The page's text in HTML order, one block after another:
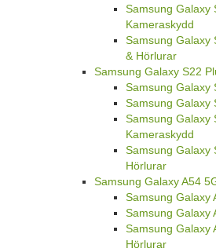
Samsung Galaxy
Kameraskydd
Samsung Galaxy
& Hörlurar
Samsung Galaxy S22
Samsung Galaxy
Samsung Galaxy
Samsung Galaxy
Kameraskydd
Samsung Galaxy
Hörlurar
Samsung Galaxy A54
Samsung Galaxy
Samsung Galaxy
Samsung Galaxy
Hörlurar